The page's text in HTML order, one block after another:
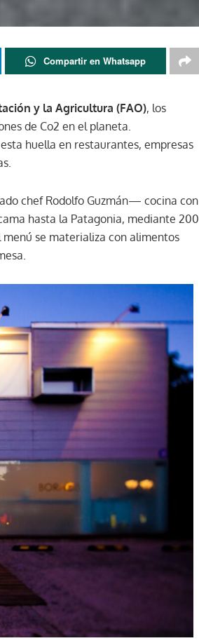
Compartir en Whatsapp
y la Agricultura (FAO), los
de Co2 en el planeta.
huella en restaurantes, empresas
chef Rodolfo Guzmán— cocina con
hasta la Patagonia, mediante 200
se materializa con alimentos